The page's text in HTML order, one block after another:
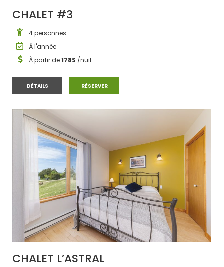
CHALET #3
4 personnes
À l'année
À partir de178$ /nuit
DÉTAILSCHALET #3 RÉSERVERCHALET #3
CHALET L’ASTRAL